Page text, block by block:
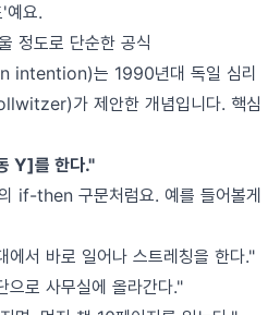
예요.
정도로 단순한 공식
intention)는 1990년대 독일 심리
가 제안한 개념입니다. 핵심
Y]를 한다."
if-then 구문처럼요. 예를 들어볼게
에서 바로 일어나 스트레칭을 한다."
으로 사무실에 올라간다."